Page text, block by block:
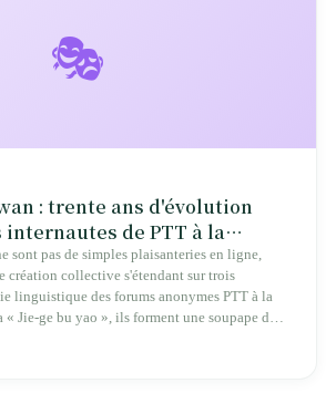
🎭
: trente ans d'évolution
de PTT à la
sociale
sont pas de simples plaisanteries en ligne,
création collective s'étendant sur trois
linguistique des forums anonymes PTT à la
Jie-ge bu yao », ils forment une soupape de